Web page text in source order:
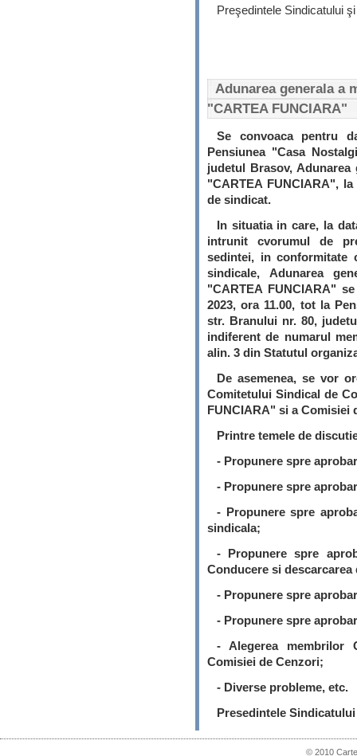
Preşedintele Sindicatului
Adunarea generala a
"CARTEA FUNCIARA"
Se convoaca pentru
Pensiunea "Casa
judetul Brasov,
"CARTEA FUNCIARA",
de sindicat.
In situatia in care, la
intrunit cvorumul de
sedintei, in conformitate
sindicale, Adunarea
"CARTEA FUNCIARA"
2023, ora 11.00, tot la
str. Branului nr. 80,
indiferent de numarul
alin. 3 din Statutul
De asemenea, se vor
Comitetului Sindical de
FUNCIARA" si a Comisiei
Printre temele de
- Propunere spre
- Propunere spre
- Propunere spre
sindicala;
- Propunere spre
Conducere si descarcarea
- Propunere spre
- Propunere spre
- Alegerea membrilor
Comisiei de Cenzori;
- Diverse probleme, etc.
Presedintele
© 2010